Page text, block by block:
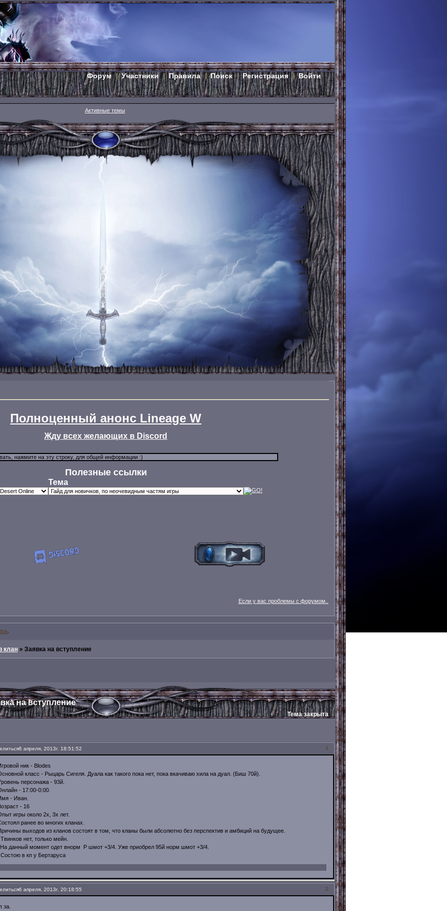
Форум Участники Правила Поиск Регистрация Войти
Активные темы
Полноценный анонс Lineage W
Жду всех желающих в Discord
Полезные ссылки
Тема
Если у вас проблемы с форумом..
клан » Заявка на вступление
на вступление
Тема закрыта
1
6 апреля, 2013г. 18:51:52
ник - Blodes
класс - Рыцарь Сигеля. Дуала как такого пока нет, пока вкачиваю хила на дуал. (Биш 70й).
персонажа - 93й.
- 17:00-0:00.
- Иван.
- 16
игры около 2х, 3х лет.
ранее во многих кланах.
выходов из кланов состоят в том, что кланы были абсолютно без перспектив и амбиций на будущее.
нет, только мейн.
На данный момент одет внорм Р шмот +3/4. Уже приобрел 95й норм шмот +3/4.
Состою в кп у Бертаруса
2
6 апреля, 2013г. 20:18:55
за.